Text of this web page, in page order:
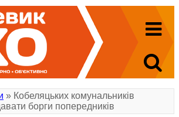
» Кобеляцьких комунальників
борги попередників